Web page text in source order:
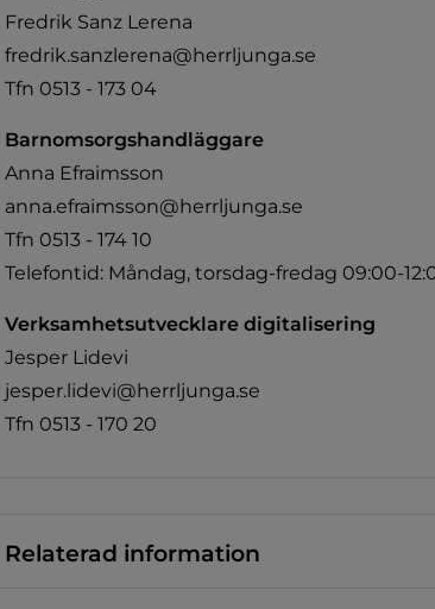
Fredrik Sanz Lerena
fredrik.sanzlerena@herrljunga.se
Tfn 0513 - 173 04
Barnomsorgshandläggare
Anna Efraimsson
anna.efraimsson@herrljunga.se
Tfn 0513 - 174 10
Telefontid: Måndag, torsdag-fredag 09:00-
Verksamhetsutvecklare digitalisering
Jesper Lidevi
jesper.lidevi@herrljunga.se
Tfn 0513 - 170 20
Relaterad information